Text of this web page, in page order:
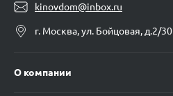
kinovdom@inbox.ru
г. Москва, ул. Бойцовая, д.2/30
О компании